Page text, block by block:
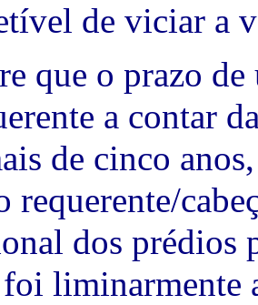
de viciar a
que o prazo
a contar
de cinco
requerente/
dos prédios
liminarmente